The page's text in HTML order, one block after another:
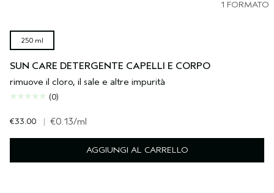
1 FORMATO
250 ml
SUN CARE DETERGENTE CAPELLI E CORPO
rimuove il cloro, il sale e altre impurità
(0)
€33.00 | €0.13/ml
AGGIUNGI AL CARRELLO